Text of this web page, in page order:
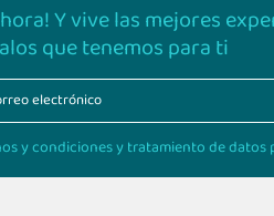
Y vive las mejores
que tenemos para ti
y condiciones y tratamiento de datos